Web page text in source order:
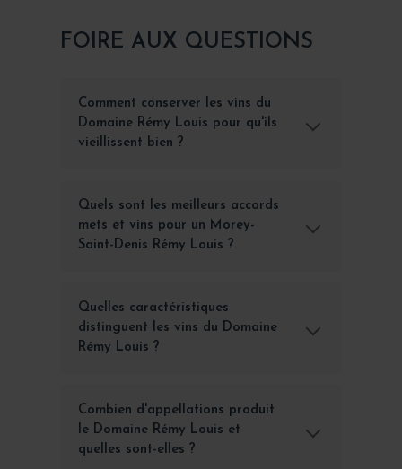
FOIRE AUX QUESTIONS
Comment conserver les vins du
Domaine Rémy Louis pour qu'ils
vieillissent bien ?
Quels sont les meilleurs accords
mets et vins pour un Morey-
Saint-Denis Rémy Louis ?
Quelles caractéristiques
distinguent les vins du Domaine
Rémy Louis ?
Combien d'appellations produit
le Domaine Rémy Louis et
quelles sont-elles ?